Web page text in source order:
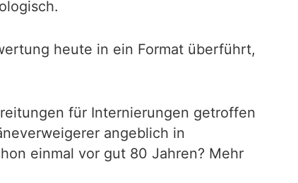
heute in ein Format überführt,
für Internierungen getroffen
angeblich in
einmal vor gut 80 Jahren? Mehr